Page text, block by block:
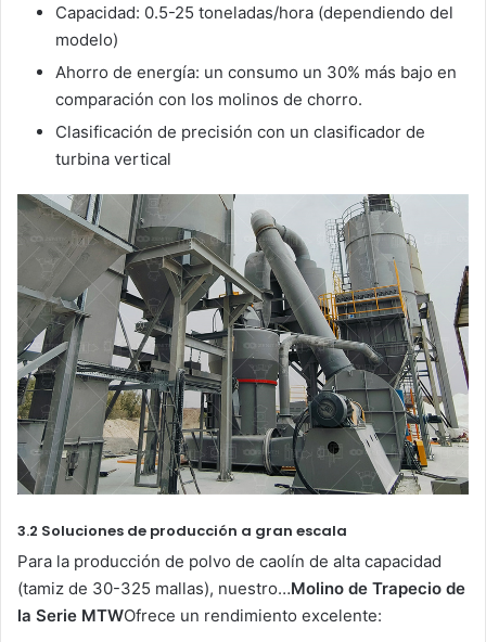
Capacidad: 0.5-25 toneladas/hora (dependiendo del
modelo)
Ahorro de energía: un consumo un 30% más bajo en
comparación con los molinos de chorro.
Clasificación de precisión con un clasificador de
turbina vertical
3.2 Soluciones de producción a gran escala
Para la producción de polvo de caolín de alta capacidad
(tamiz de 30-325 mallas), nuestro…Molino de Trapecio de
la Serie MTWOfrece un rendimiento excelente: